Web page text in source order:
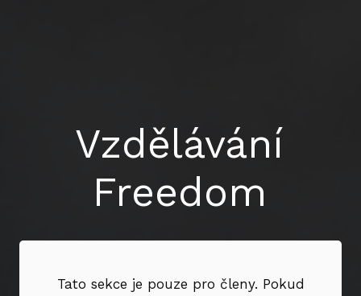
Vzdělávání
Freedom
Tato sekce je pouze pro členy. Pokud